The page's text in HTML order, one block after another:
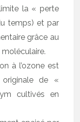
la « perte
temps) et par
grâce au
à l’ozone est
originale de «
cultivés en